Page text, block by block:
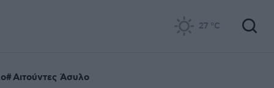
27 °C
Αιτούντες Άσυλο